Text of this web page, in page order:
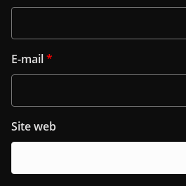
E-mail*
Site web